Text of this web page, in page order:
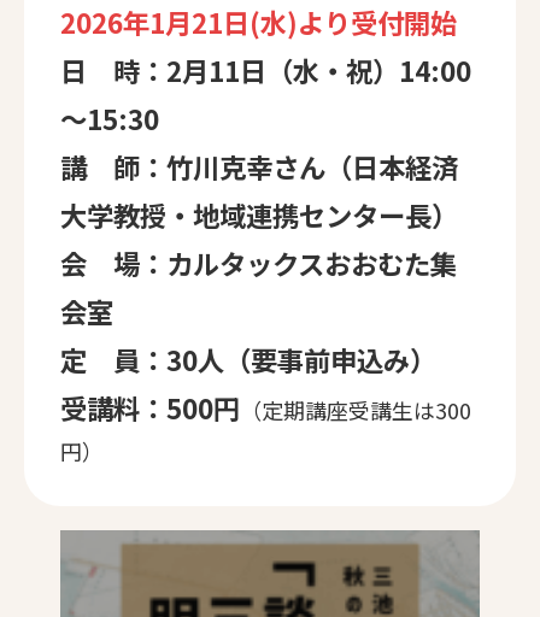
2026年1月21日(水)より受付開始
日 時：2月11日（水・祝）14:00
～15:30
講 師：竹川克幸さん（日本経済
大学教授・地域連携センター長）
会 場：カルタックスおおむた集
会室
定 員：30人（要事前申込み）
受講料：500円 （定期講座受講生は300
円）